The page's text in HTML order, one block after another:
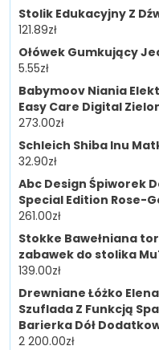
Stolik Edukacyjny Z
121.89zł
Ołówek Gumkujący
5.55zł
Babymoov Niania
Easy Care Digital
273.00zł
Schleich Shiba Inu
32.90zł
Abc Design Śpiworek
Special Edition Rose-
261.00zł
Stokke Bawełniana
zabawek do stolika
139.00zł
Drewniane Łóżko
Szuflada Z Funkcją
Barierka Dół
2 200.00zł